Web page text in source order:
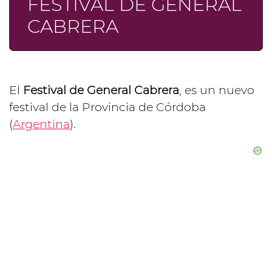
FESTIVAL DE GENERAL
CABRERA
El Festival de General Cabrera, es un nuevo
festival de la Provincia de Córdoba
(Argentina).